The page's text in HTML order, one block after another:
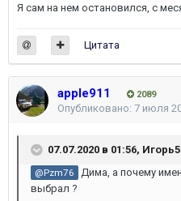
Я сам на нем остановился, с
Цитата
apple911 2089
Опубликовано: 7 июля
07.07.2020 в 01:56,
@Pzm76
Дима, а почему
выбрал ?